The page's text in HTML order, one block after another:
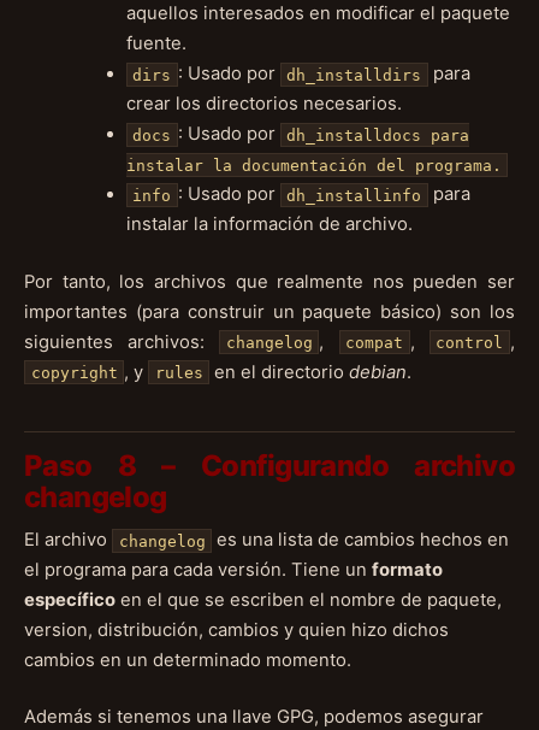
aquellos interesados en modificar el paquete
fuente.
dirs : Usado por dh_installdirs
para
crear los directorios necesarios.
docs : Usado por
dh_installdocs para
instalar la documentación del programa.
info : Usado por dh_installinfo
para
instalar la información de archivo.
Por tanto, los archivos que realmente nos pueden ser
importantes (para construir un paquete básico) son los
siguientes archivos:
changelog , compat , control ,
copyright , y rules en el directoriodebian.
Paso 8 – Configurando archivo
changelog
El archivo changelog
es una lista de cambios hechos en
el programa para cada versión. Tiene un formato
específico en el que se escriben el nombre de paquete,
version, distribución, cambios y quien hizo dichos
cambios en un determinado momento.
Además si tenemos una llave GPG, podemos asegurar